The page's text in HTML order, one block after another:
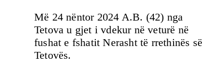
Më 24 nëntor 2024 A.B. (42) nga
Tetova u gjet i vdekur në veturë në
fushat e fshatit Nerasht të rrethinës së
Tetovës.